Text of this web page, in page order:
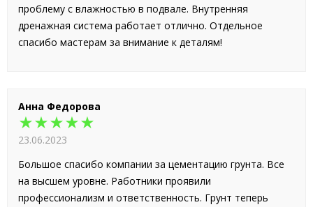
проблему с влажностью в подвале. Внутренняя
дренажная система работает отлично. Отдельное
спасибо мастерам за внимание к деталям!
Анна Федорова
★★★★★
23.06.2023
Большое спасибо компании за цементацию грунта. Все
на высшем уровне. Работники проявили
профессионализм и ответственность. Грунт теперь